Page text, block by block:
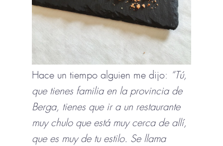
Hace un tiempo alguien me dijo: “Tú,
que tienes familia en la provincia de
Berga, tienes que ir a un restaurante
muy chulo que está muy cerca de allí,
que es muy de tu estilo. Se llama